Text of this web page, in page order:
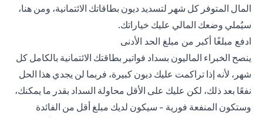
المال المتوفر كل شهر لتسديد ديون بطاقاتك الائتمانية، ومن هنا،
سيُملي وضعك المالي عليك خياراتك.
ادفع مبلغًا أكبر من مبلغ الحد الأدنى
ينصح الخبراء الماليون بسداد فواتير بطاقتك الائتمانية بالكامل كل
شهر، لأنه إذا تراكمت عليك ديون كبيرة، فربما لن يجدي هذا الحل
نفعًا بعد ذلك، لكن عليك على الأقل محاولة السداد بقدر ما يمكنك،
وستكون المنفعة فورية - سيكون لديك مبلغ أقل من الفائدة